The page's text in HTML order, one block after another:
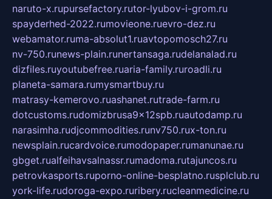
naruto-x.rupursefactory.rutor-lyubov-i-grom.ru
spayderhed-2022.rumovieone.ruevro-dez.ru
webamator.ruma-absolut1.ruavtopomosch27.ru
nv-750.runews-plain.runertansaga.rudelanalad.ru
dizfiles.ruyoutubefree.ruaria-family.ruroadli.ru
planeta-samara.rumysmartbuy.ru
matrasy-kemerovo.ruashanet.rutrade-farm.ru
dotcustoms.rudomizbrusa9x12spb.ruautodamp.ru
narasimha.rudjcommodities.runv750.rux-ton.ru
newsplain.rucardvoice.rumodopaper.rumanunae.ru
gbget.rualfeihavsalnassr.rumadoma.rutajuncos.ru
petrovkasports.ruporno-online-besplatno.rusplclub.ru
york-life.rudoroga-expo.ruribery.rucleanmedicine.ru